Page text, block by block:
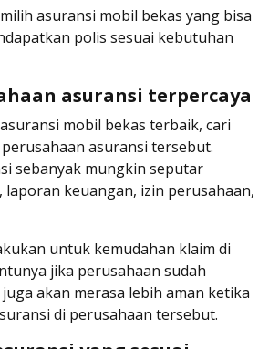
asuransi mobil bekas yang bisa
polis sesuai kebutuhan
asuransi terpercaya
mobil bekas terbaik, cari
asuransi tersebut.
sebanyak mungkin seputar
laporan keuangan, izin perusahaan,
untuk kemudahan klaim di
jika perusahaan sudah
juga akan merasa lebih aman ketika
di perusahaan tersebut.